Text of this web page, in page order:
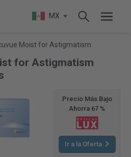
MX
Moist for Astigmatism
for Astigmatism
Precio Más Bajo
Ahorra 67 %
Ir a la Oferta